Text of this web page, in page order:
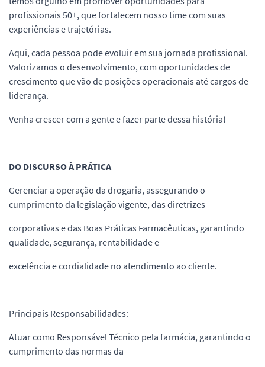
profissionais 50+, que fortalecem nosso time com suas
experiências e trajetórias.
Aqui, cada pessoa pode evoluir em sua jornada profissional.
Valorizamos o desenvolvimento, com oportunidades de
crescimento que vão de posições operacionais até cargos de
liderança.
Venha crescer com a gente e fazer parte dessa história!
DO DISCURSO À PRÁTICA
Gerenciar a operação da drogaria, assegurando o
cumprimento da legislação vigente, das diretrizes
corporativas e das Boas Práticas Farmacêuticas, garantindo
qualidade, segurança, rentabilidade e
excelência e cordialidade no atendimento ao cliente.
Principais Responsabilidades:
Atuar como Responsável Técnico pela farmácia, garantindo o
cumprimento das normas da